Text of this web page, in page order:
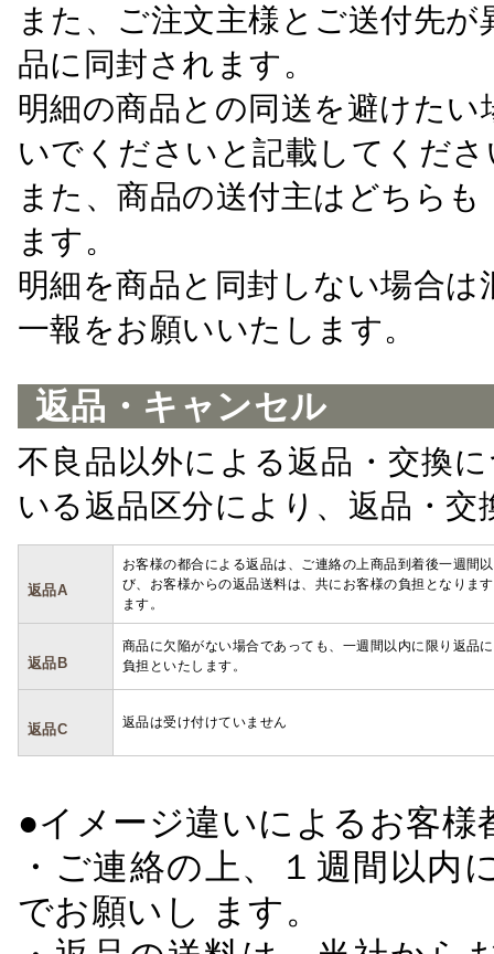
また、ご注文主様とご送付先
品に同封されます。
明細の商品との同送を避けた
いでくださいと記載してくださ
また、商品の送付主はどちら
ます。
明細を商品と同封しない場合
一報をお願いいたします。
返品・キャンセル
不良品以外による返品・交換
いる返品区分により、返品・
返品A
お客様の都合による返品は、ご連絡の上商品到着後一週間
び、お客様からの返品送料は、共にお客様の負担となりま
ます。
返品B
商品に欠陥がない場合であっても、一週間以内に限り返品
負担といたします。
返品C 返品は受け付けていません
●イメージ違いによるお客
・ご連絡の上、１週間以
でお願いし ます。